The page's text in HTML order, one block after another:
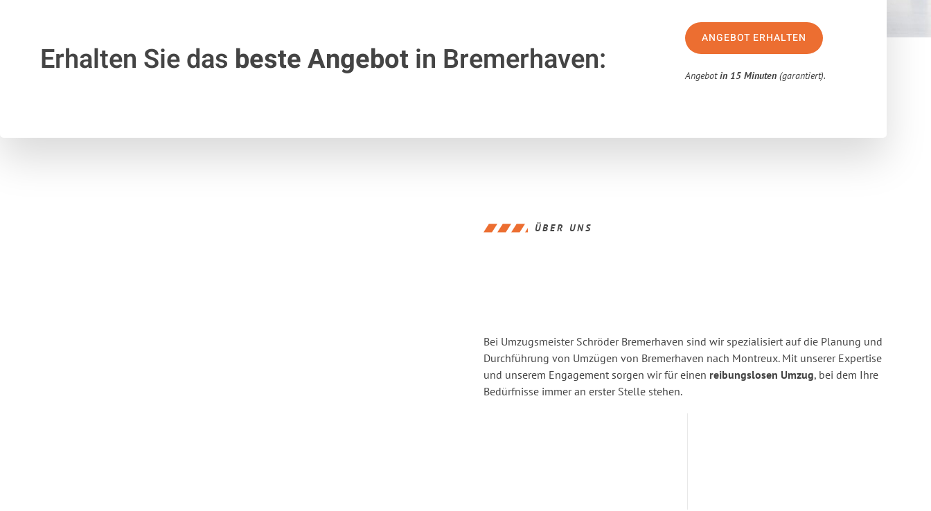
Erhalten Sie das beste Angebotin Bremerhaven:
ANGEBOT ERHALTEN
Angebotin 15 Minuten (garantiert).
ÜBER UNS
Bei Umzugsmeister Schröder Bremerhaven sind wir spezialisiert auf die Planung und
Durchführung von Umzügen von Bremerhaven nach Montreux. Mit unserer Expertise
und unserem Engagement sorgen wir für einen reibungslosen Umzug, bei dem Ihre
Bedürfnisse immer an erster Stelle stehen.